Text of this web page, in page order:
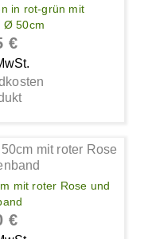
in rot-grün mit
Ø 50cm
€
mit roter Rose und
€